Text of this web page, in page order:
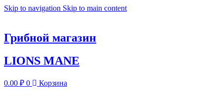
Skip to navigation Skip to main content
Грибной магазин
LIONS MANE
0.00 ₽ 0 Корзина